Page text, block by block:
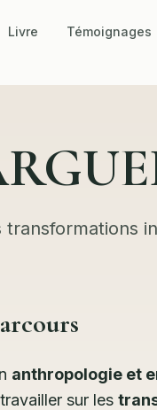
Livre Témoignages
anthropologie et
sur les